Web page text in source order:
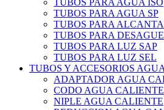
TUBOS PARA AGUA ISO
TUBOS PARA AGUA SP
TUBOS PARA
TUBOS PARA DESAGUE
TUBOS PARA LUZ SAP
TUBOS PARA LUZ SEL
TUBOS Y ACCESORIOS
ADAPTADOR AGUA
CODO AGUA CALIENTE
NIPLE AGUA CALIENTE